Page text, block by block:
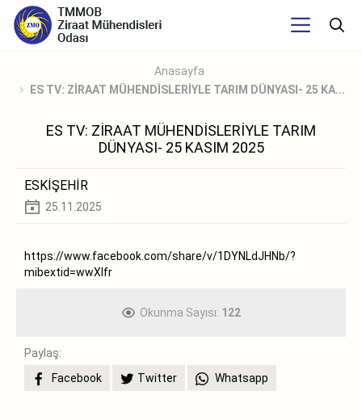
Anasayfa
ES TV: ZİRAAT MÜHENDİSLERİYLE TARIM DÜNYASI- 25 KA...
ES TV: ZİRAAT MÜHENDİSLERİYLE TARIM
DÜNYASI- 25 KASIM 2025
ESKİŞEHİR
25.11.2025
https://www.facebook.com/share/v/1DYNLdJHNb/?
mibextid=wwXIfr
Okunma Sayısı: 122
Paylaş:
Facebook
Twitter Whatsapp